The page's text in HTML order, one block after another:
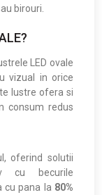
birouri.
LED ovale
vizual in orice
lustre ofera si
consum redus
oferind solutii
cu becurile
cu pana la 80%